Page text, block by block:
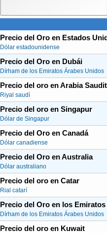
Precio del Oro en Estados
Dólar estadounidense
Precio del Oro en Dubái
Dírham de los Emiratos Árabes Unidos
Precio del oro en Arabia
Riyal saudí
Precio del oro en Singapur
Dólar de Singapur
Precio del Oro en Canadá
Dólar canadiense
Precio del Oro en Australia
Dólar australiano
Precio del oro en Catar
Rial catarí
Precio del Oro en los Emiratos
Dírham de los Emiratos Árabes Unidos
Precio del oro en Kuwait